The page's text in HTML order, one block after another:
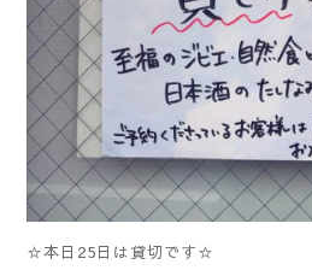
☆本日25日は貸切です☆